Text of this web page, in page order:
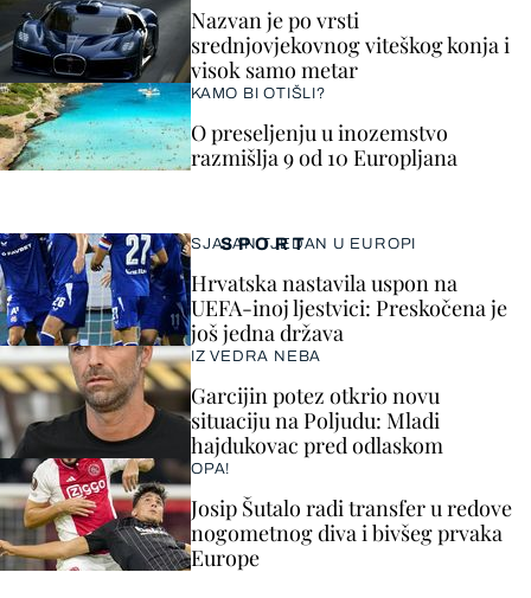
SPORT
SJAJAN TJEDAN U EUROPI
Hrvatska nastavila uspon na
UEFA-inoj ljestvici: Preskočena je
još jedna država
IZ VEDRA NEBA
Garcijin potez otkrio novu
situaciju na Poljudu: Mladi
hajdukovac pred odlaskom
OPA!
Josip Šutalo radi transfer u redove
nogometnog diva i bivšeg prvaka
Europe
Nazvan je po vrsti
srednjovjekovnog viteškog konja i
visok samo metar
KAMO BI OTIŠLI?
O preseljenju u inozemstvo
razmišlja 9 od 10 Europljana